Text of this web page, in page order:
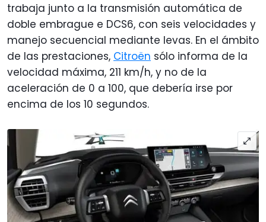
trabaja junto a la transmisión automática de
doble embrague e DCS6, con seis velocidades y
manejo secuencial mediante levas. En el ámbito
de las prestaciones, Citroën sólo informa de la
velocidad máxima, 211 km/h, y no de la
aceleración de 0 a 100, que debería irse por
encima de los 10 segundos.